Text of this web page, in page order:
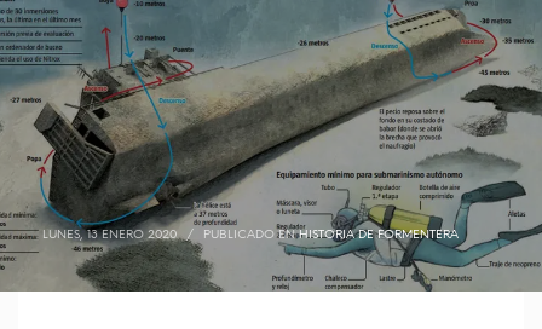
LUNES, 13 ENERO 2020 / PUBLICADO ENHISTORIA DE FORMENTERA